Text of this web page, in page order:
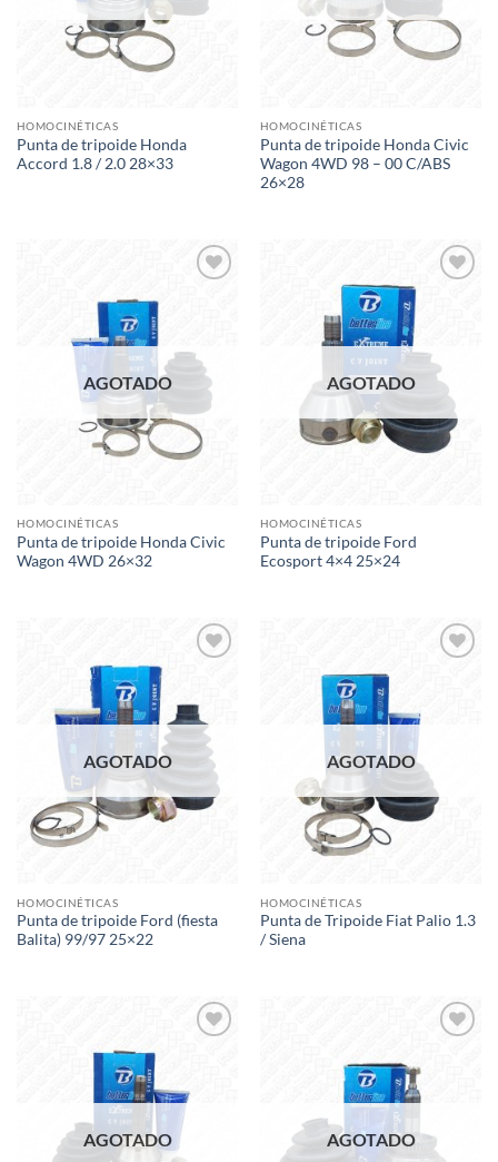
HOMOCINÉTICAS
Punta de tripoide Honda
Accord 1.8 / 2.0 28×33
HOMOCINÉTICAS
Punta de tripoide Honda Civic
Wagon 4WD 98 – 00 C/ABS
26×28
AGOTADO
HOMOCINÉTICAS
Punta de tripoide Honda Civic
Wagon 4WD 26×32
AGOTADO
HOMOCINÉTICAS
Punta de tripoide Ford
Ecosport 4×4 25×24
AGOTADO
HOMOCINÉTICAS
Punta de tripoide Ford (fiesta
Balita) 99/97 25×22
AGOTADO
HOMOCINÉTICAS
Punta de Tripoide Fiat Palio 1.3
/ Siena
AGOTADO AGOTADO